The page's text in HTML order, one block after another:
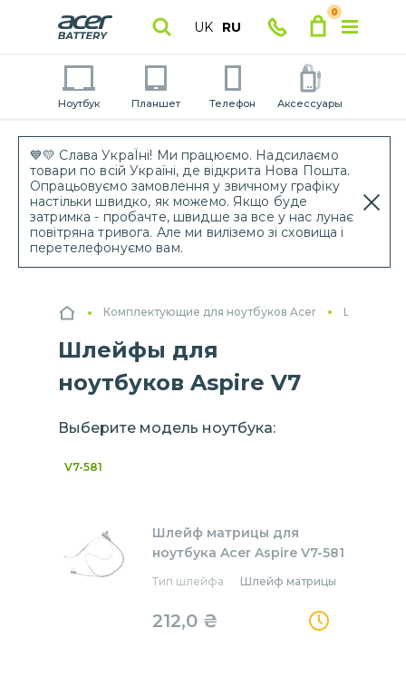
💙💛 Слава УкраЇні! Ми працюємо. Надсилаємо
товари по всій Україні, де відкрита Нова Пошта.
Опрацьовуємо замовлення у звичному графіку
настільки швидко, як можемо. Якщо буде
затримка - пробачте, швидше за все у нас лунає
повітряна тривога. Але ми виліземо зі сховища і
перетелефонуємо вам.
UK RU
0
Ноутбук Планшет Телефон Аксессуары
Комплектующие для ноутбуков Acer Шлейфы
Шлейфы для
ноутбуков Aspire V7
Выберите модель ноутбука:
V7-581
Шлейф матрицы для
ноутбука Acer Aspire V7-581
Тип шлейфа Шлейф матрицы
212,0 ₴